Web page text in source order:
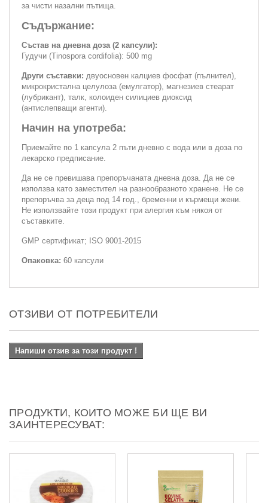
за чисти назални пътища.
Съдържание:
Състав на дневна доза (2 капсули):
Гудучи (Tinospora cordifolia): 500 mg
Други съставки: двуосновен калциев фосфат (пълнител),
микрокристална целулоза (емулгатор), магнезиев стеарат
(лубрикант), талк, колоиден силициев диоксид
(антислепващи агенти).
Начин на употреба:
Приемайте по 1 капсула 2 пъти дневно с вода или в доза по
лекарско предписание.
Да не се превишава препоръчаната дневна доза. Да не се
използва като заместител на разнообразното хранене. Не се
препоръчва за деца под 14 год., бременни и кърмещи жени.
Не използвайте този продукт при алергия към някоя от
съставките.
GMP сертификат; ISO 9001-2015
Опаковка: 60 капсули
ОТЗИВИ ОТ ПОТРЕБИТЕЛИ
Напиши отзив за този продукт !
ПРОДУКТИ, КОИТО МОЖЕ БИ ЩЕ ВИ
ЗАИНТЕРЕСУВАТ: